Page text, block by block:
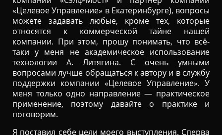
«Целевое Управление» в Екатеринбурге), вопросы
можете задавать любые, кроме тех, которые
относятся к коммерческой тайне нашей
компании. При этом, прошу понимать, что всё-
таки у меня не академическое использование
технологии А. Литягина. С очень умными
вопросами лучше обращаться к автору и в службу
поддержки компании «Целевое Управление». У
меня только одно направление — практическое
применение, поэтому давайте о практике и
поговорим.
Я поставил себе цели моего выступления. Сперва